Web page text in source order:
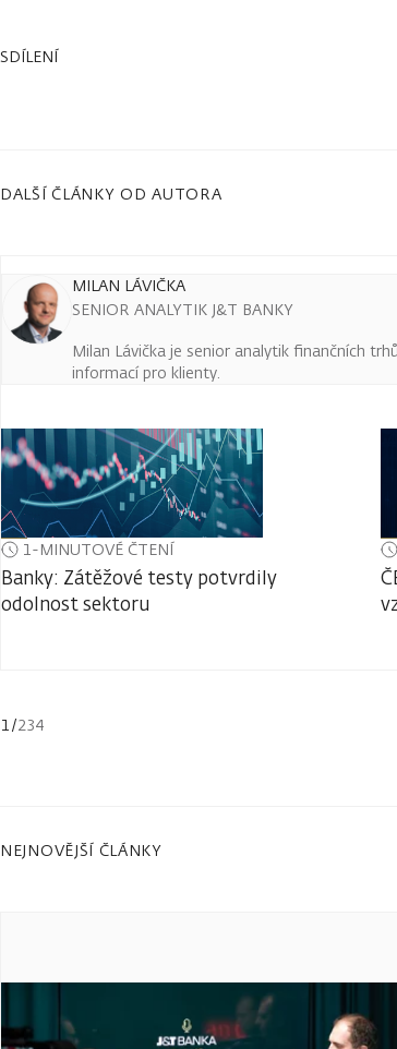
SDÍLENÍ
DALŠÍ ČLÁNKY OD AUTORA
MILAN LÁVIČKA
SENIOR ANALYTIK J&T BANKY
Milan Lávička je senior analytik finančních
informací pro klienty.
1-MINUTOVÉ ČTENÍ
Banky: Zátěžové testy potvrdily
odolnost sektoru
1 /234
NEJNOVĚJŠÍ ČLÁNKY